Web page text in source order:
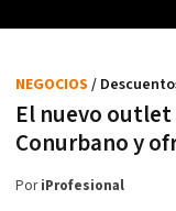
El nuevo outlet
Conurbano y
NEGOCIOS /
PoriProfesional